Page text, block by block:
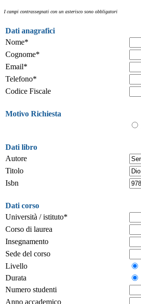
I campi contrassegnati con un asterisco sono obbligatori
Dati anagrafici
Nome*
Cognome*
Email*
Telefono*
Codice Fiscale
Motivo Richiesta
Dati libro
Autore
Titolo
Isbn
Dati corso
Università / istituto*
Corso di laurea
Insegnamento
Sede del corso
Livello
Durata
Numero studenti
Anno accademico